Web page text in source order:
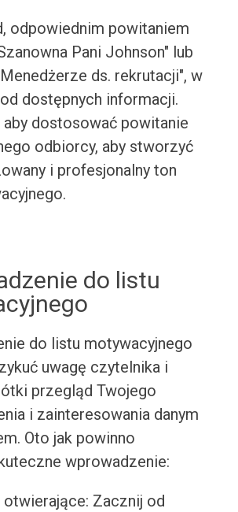
odpowiednim powitaniem
Pani Johnson" lub
ds. rekrutacji", w
dostępnych informacji.
aby dostosować powitanie
odbiorcy, aby stworzyć
i profesjonalny ton
do listu
do listu motywacyjnego
uwagę czytelnika i
przegląd Twojego
i zainteresowania danym
Oto jak powinno
wprowadzenie:
otwierające: Zacznij od